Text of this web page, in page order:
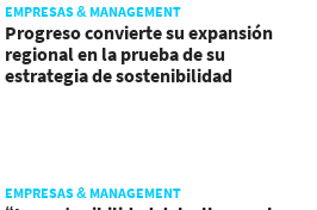
EMPRESAS & MANAGEMENT
Progreso convierte su expansión
regional en la prueba de su
estrategia de sostenibilidad
EMPRESAS & MANAGEMENT